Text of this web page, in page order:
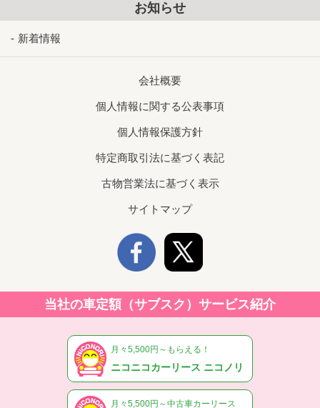
お知らせ
新着情報
会社概要
個人情報に関する公表事項
個人情報保護方針
特定商取引法に基づく表記
古物営業法に基づく表示
サイトマップ
当社の車定額（サブスク）サービス紹介
月々5,500円～もらえる！
ニコニコカーリース ニコノリ
月々5,500円～中古車カーリース